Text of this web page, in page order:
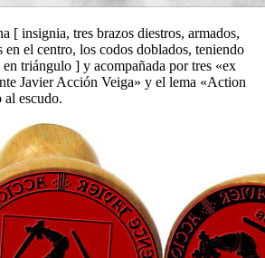
[ insignia, tres brazos diestros, armados,
en el centro, los codos doblados, teniendo
en triángulo ] y acompañada por tres «ex
Javier Acción Veiga» y el lema «Action
al escudo.